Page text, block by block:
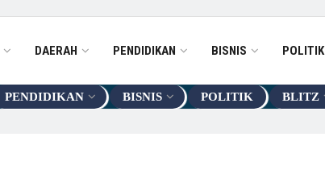
DAERAH PENDIDIKAN BISNIS POLITIK
PENDIDIKAN BISNIS POLITIK BLITZ